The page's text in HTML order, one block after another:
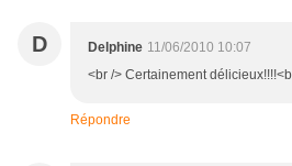
D Delphine 11/06/2010 10:07
<br /> Certainement
Répondre